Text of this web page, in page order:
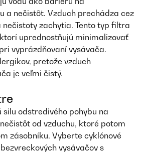
a nečistôt. Vzduch prechádza cez
nečistoty zachytia. Tento typ filtra
uprednostňujú minimalizovať
vyprázdňovaní vysávača.
pretože vzduch
je veľmi čistý.
odstredivého pohybu na
od vzduchu, ktoré potom
zásobníku. Vyberte cyklónové
vysávačov s